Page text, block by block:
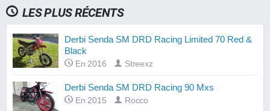
LES PLUS RÉCENTS
Derbi Senda SM DRD Racing Limited 70 Red &
Black
En 2016 Streexz
Derbi Senda SM DRD Racing 90 Mxs
En 2015 Rocco